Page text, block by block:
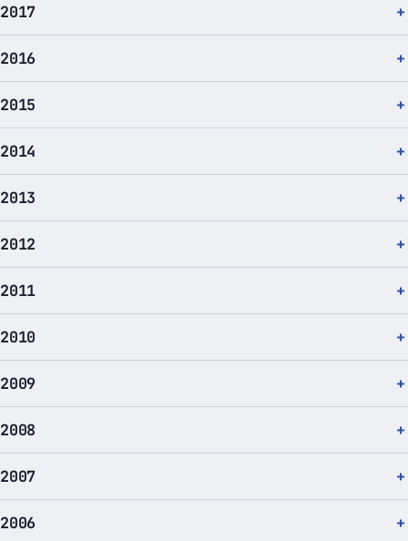
2017
2016
2015
2014
2013
2012
2011
2010
2009
2008
2007
2006